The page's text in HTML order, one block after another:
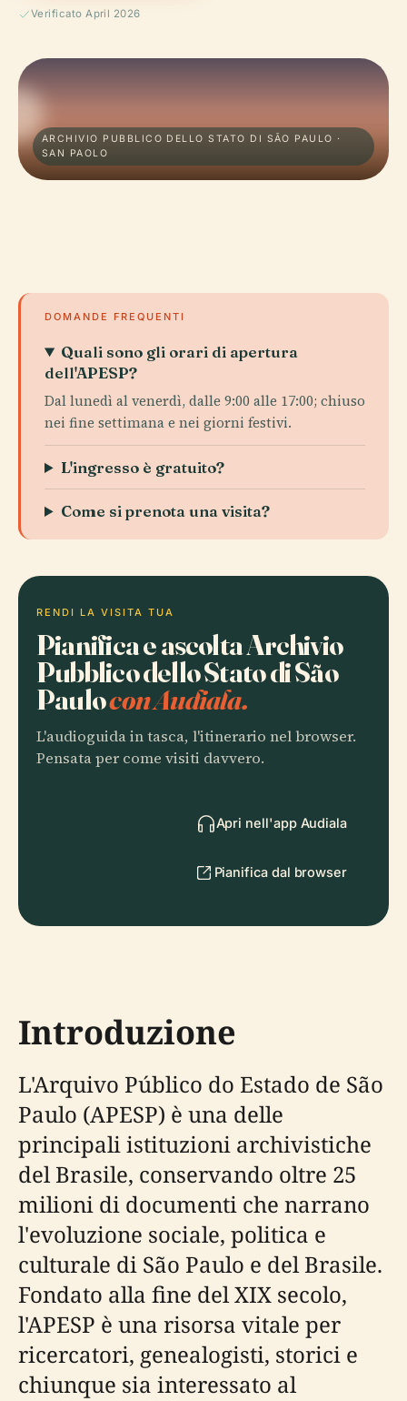
Verificato April 2026
ARCHIVIO PUBBLICO DELLO STATO DI SÃO PAULO ·
SAN PAOLO
DOMANDE FREQUENTI
Quali sono gli orari di apertura
dell'APESP?
Dal lunedì al venerdì, dalle 9:00 alle 17:00; chiuso
nei fine settimana e nei giorni festivi.
L'ingresso è gratuito?
Come si prenota una visita?
RENDI LA VISITA TUA
Pianifica e ascolta Archivio
Pubblico dello Stato di São
Paulocon Audiala.
L'audioguida in tasca, l'itinerario nel browser.
Pensata per come visiti davvero.
Apri nell'app Audiala
Pianifica dal browser
Introduzione
L'Arquivo Público do Estado de São
Paulo (APESP) è una delle
principali istituzioni archivistiche
del Brasile, conservando oltre 25
milioni di documenti che narrano
l'evoluzione sociale, politica e
culturale di São Paulo e del Brasile.
Fondato alla fine del XIX secolo,
l'APESP è una risorsa vitale per
ricercatori, genealogisti, storici e
chiunque sia interessato al